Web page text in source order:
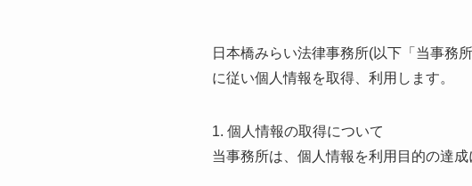
日本橋みらい法律事務所(以下「当事務
に従い個人情報を取得、利用します。
1. 個人情報の取得について
当事務所は、個人情報を利用目的の達